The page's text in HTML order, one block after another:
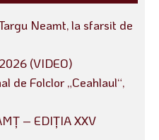
Neamt, la sfarsit de
(VIDEO)
de Folclor „Ceahlaul“,
– EDIȚIA XXV